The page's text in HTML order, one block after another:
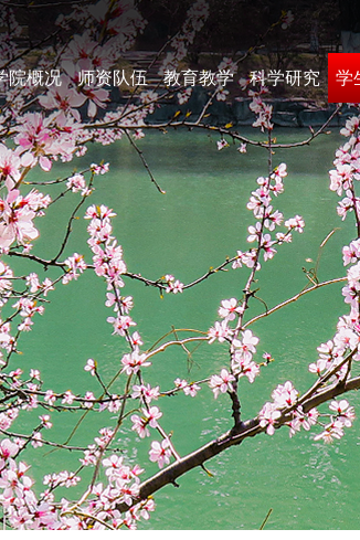
院概况 师资队伍 教育教学 科学研究 学